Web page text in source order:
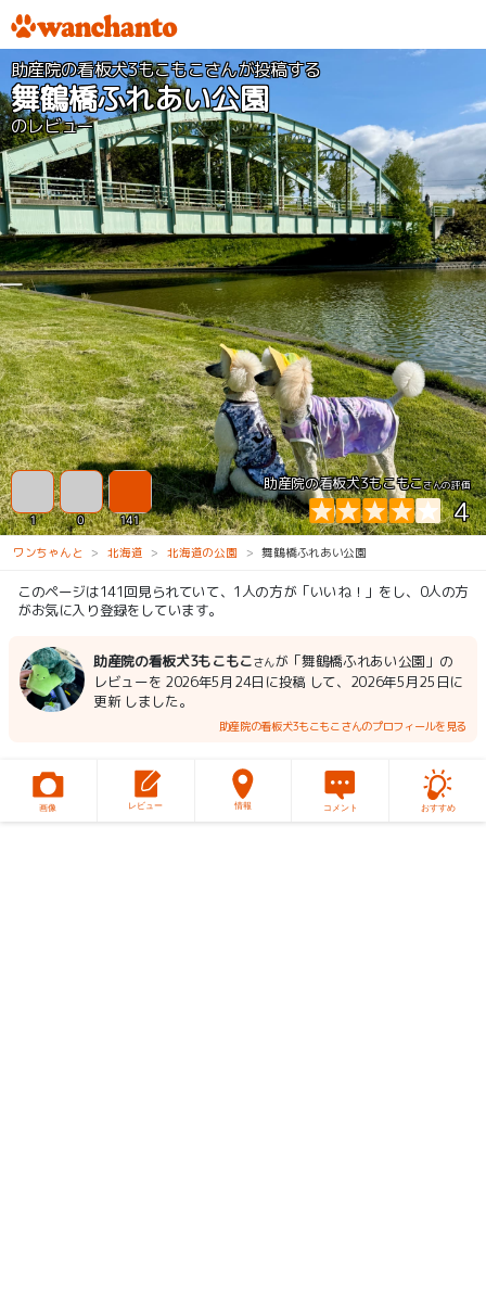
助産院の看板犬3もこもこさんが投稿する
舞鶴橋ふれあい公園
のレビュー
助産院の看板犬3もこもこさんの評価
4
1 0 141
ワンちゃんと 北海道 北海道の公園 舞鶴橋ふれあい公園
このページは141回見られていて、1人の方が「いいね！」をし、0人の方
がお気に入り登録をしています。
助産院の看板犬3もこもこさんが「舞鶴橋ふれあい公園」の
レビューを 2026年5月24日に投稿 して、2026年5月25日に
更新 しました。
助産院の看板犬3もこもこさんのプロフィールを見る
画像 レビュー 情報 コメント おすすめ